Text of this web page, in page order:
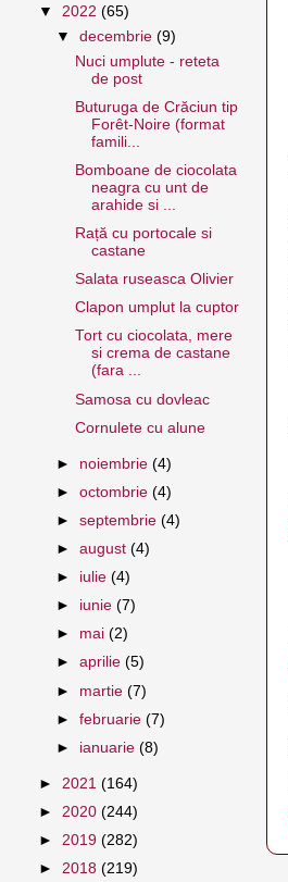
▼ 2022 (65)
▼decembrie(9)
Nuci umplute - reteta
de post
Buturuga de Crăciun tip
Forêt-Noire (format
famili...
Bomboane de ciocolata
neagra cu unt de
arahide si ...
Rață cu portocale si
castane
Salata ruseasca Olivier
Clapon umplut la cuptor
Tort cu ciocolata, mere
si crema de castane
(fara ...
Samosa cu dovleac
Cornulete cu alune
► noiembrie(4)
►octombrie(4)
►septembrie(4)
►august(4)
► iulie(4)
► iunie(7)
► mai(2)
►aprilie(5)
► martie(7)
►februarie(7)
► ianuarie(8)
► 2021 (164)
► 2020 (244)
► 2019 (282)
► 2018 (219)